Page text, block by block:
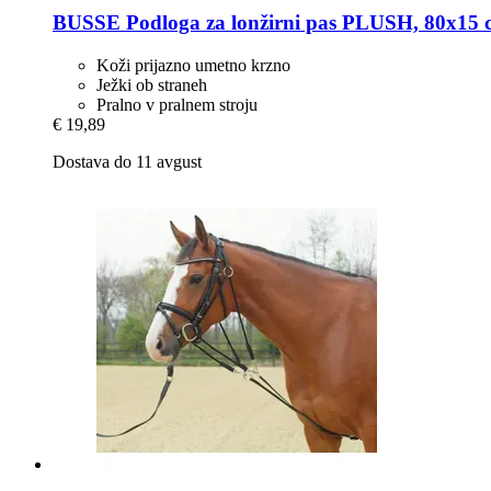
BUSSE Podloga za lonžirni pas PLUSH, 80x15
Koži prijazno umetno krzno
Ježki ob straneh
Pralno v pralnem stroju
€ 19,89
Dostava do 11 avgust